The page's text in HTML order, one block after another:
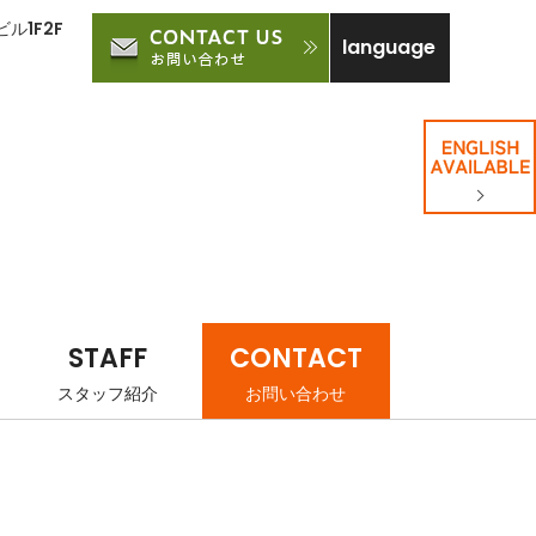
language
1F2F
STAFF
スタッフ紹介
CONTACT
お問い合わせ